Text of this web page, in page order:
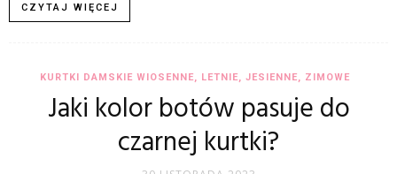
CZYTAJ WIĘCEJ
KURTKI DAMSKIE WIOSENNE, LETNIE, JESIENNE, ZIMOWE
Jaki kolor botów pasuje do
czarnej kurtki?